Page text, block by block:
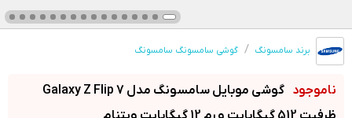
برند سامسونگ گوشی سامسونگ سامسونگ
گوشی موبایل سامسونگ مدل Galaxy Z Flip 7